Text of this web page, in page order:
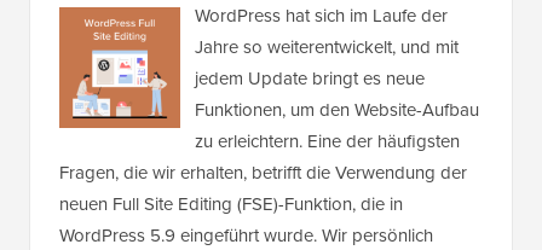
WordPress hat sich im Laufe der
Jahre so weiterentwickelt, und mit
jedem Update bringt es neue
Funktionen, um den Website-Aufbau
zu erleichtern. Eine der häufigsten
Fragen, die wir erhalten, betrifft die Verwendung der
neuen Full Site Editing (FSE)-Funktion, die in
WordPress 5.9 eingeführt wurde. Wir persönlich